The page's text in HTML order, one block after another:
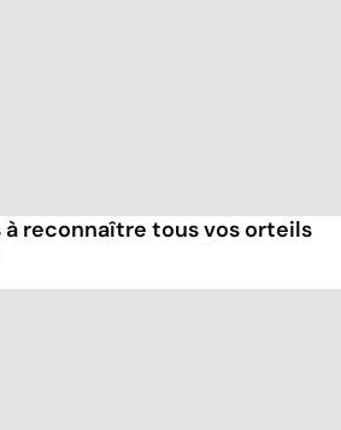
reconnaître tous vos orteils